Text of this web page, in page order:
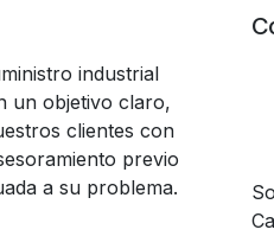
industrial
un objetivo claro,
clientes con
previo
a su problema.